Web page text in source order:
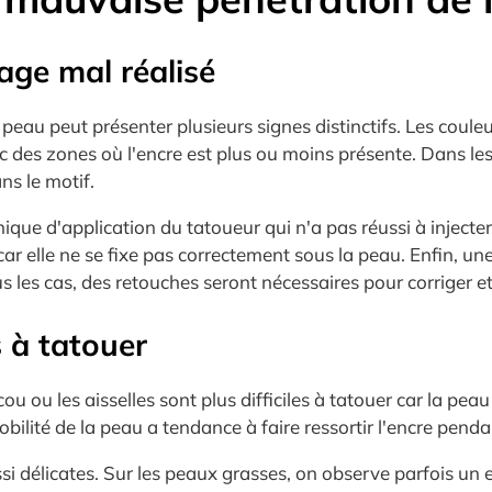
mal réalisé
peut présenter plusieurs signes distinctifs. Les
zones où l'encre est plus ou moins présente. Dans
le motif.
d'application du tatoueur qui n'a pas réussi à
elle ne se fixe pas correctement sous la peau. Enfin,
cas, des retouches seront nécessaires pour corriger
à tatouer
ou les aisselles sont plus difficiles à tatouer car la
de la peau a tendance à faire ressortir l'encre
délicates. Sur les peaux grasses, on observe parfois